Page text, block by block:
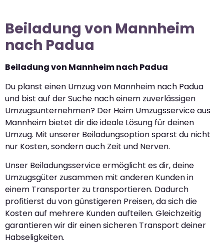
Beiladung von Mannheim
nach Padua
Beiladung von Mannheim nach Padua
Du planst einen Umzug von Mannheim nach Padua
und bist auf der Suche nach einem zuverlässigen
Umzugsunternehmen? Der Heim Umzugsservice aus
Mannheim bietet dir die ideale Lösung für deinen
Umzug. Mit unserer Beiladungsoption sparst du nicht
nur Kosten, sondern auch Zeit und Nerven.
Unser Beiladungsservice ermöglicht es dir, deine
Umzugsgüter zusammen mit anderen Kunden in
einem Transporter zu transportieren. Dadurch
profitierst du von günstigeren Preisen, da sich die
Kosten auf mehrere Kunden aufteilen. Gleichzeitig
garantieren wir dir einen sicheren Transport deiner
Habseligkeiten.